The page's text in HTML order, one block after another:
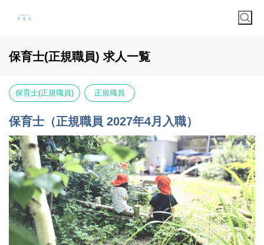
保育士(正規職員) 求人一覧
保育士(正規職員) 正規職員
保育士（正規職員 2027年4月入職）